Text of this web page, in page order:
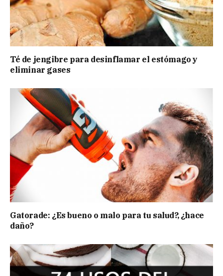
Té de jengibre para desinflamar el estómago y
eliminar gases
Gatorade: ¿Es bueno o malo para tu salud?, ¿hace
daño?